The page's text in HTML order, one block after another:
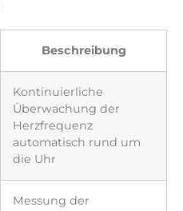
Beschreibung
Kontinuierliche
Überwachung der
Herzfrequenz
automatisch rund um
die Uhr
Messung der